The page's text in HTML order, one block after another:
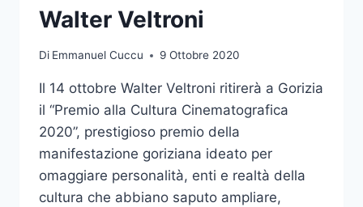
Walter Veltroni
Di Emmanuel Cuccu 9 Ottobre 2020
Il 14 ottobre Walter Veltroni ritirerà a Gorizia
il “Premio alla Cultura Cinematografica
2020”, prestigioso premio della
manifestazione goriziana ideato per
omaggiare personalità, enti e realtà della
cultura che abbiano saputo ampliare,